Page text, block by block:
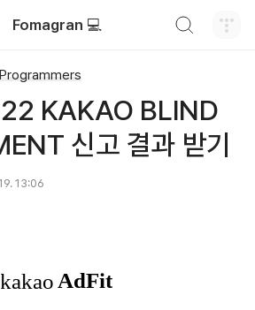
Fomagran 💻
KAKAO BLIND
신고 결과 받기
13:06